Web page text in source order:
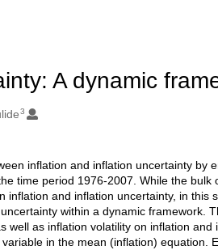
A dynamic
3
inflation and inflation uncertainty by
time period 1976-2007. While the bulk
and inflation uncertainty, in this
within a dynamic framework.
as inflation volatility on inflation and
in the mean (inflation) equation.